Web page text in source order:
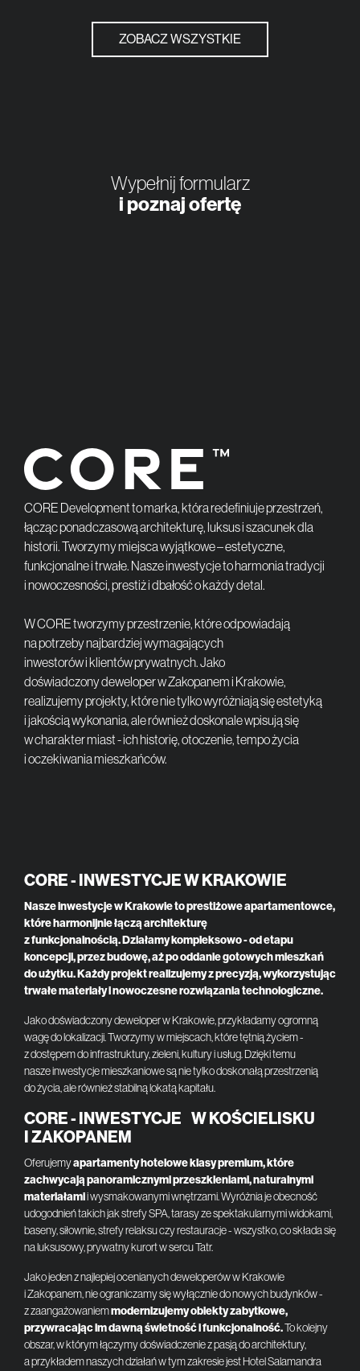
ZOBACZ WSZYSTKIE
Wypełnij formularz
i poznaj ofertę
CORE Development to marka, która redefiniuje przestrzeń,
łącząc ponadczasową architekturę, luksus i szacunek dla
historii. Tworzymy miejsca wyjątkowe – estetyczne,
funkcjonalne i trwałe. Nasze inwestycje to harmonia tradycji
i nowoczesności, prestiż i dbałość o każdy detal.
W CORE tworzymy przestrzenie, które odpowiadają
na potrzeby najbardziej wymagających
inwestorów i klientów prywatnych. Jako
doświadczony deweloper w Zakopanem i Krakowie,
realizujemy projekty, które nie tylko wyróżniają się estetyką
i jakością wykonania, ale również doskonale wpisują się
w charakter miast - ich historię, otoczenie, tempo życia
i oczekiwania mieszkańców.
CORE - INWESTYCJE W KRAKOWIE
Nasze inwestycje w Krakowie to prestiżowe apartamentowce,
które harmonijnie łączą architekturę
z funkcjonalnością. Działamy kompleksowo - od etapu
koncepcji, przez budowę, aż po oddanie gotowych mieszkań
do użytku. Każdy projekt realizujemy z precyzją, wykorzystując
trwałe materiały i nowoczesne rozwiązania technologiczne.
Jako doświadczony deweloper w Krakowie, przykładamy ogromną
wagę do lokalizacji. Tworzymy w miejscach, które tętnią życiem -
z dostępem do infrastruktury, zieleni, kultury i usług. Dzięki temu
nasze inwestycje mieszkaniowe są nie tylko doskonałą przestrzenią
do życia, ale również stabilną lokatą kapitału.
CORE - INWESTYCJE W KOŚCIELISKU
I ZAKOPANEM
Oferujemyapartamenty hotelowe klasy premium, które
zachwycają panoramicznymi przeszkleniami, naturalnymi
materiałamii wysmakowanymi wnętrzami. Wyróżnia je obecność
udogodnień takich jak strefy SPA, tarasy ze spektakularnymi widokami,
baseny, siłownie, strefy relaksu czy restauracje - wszystko, co składa się
na luksusowy, prywatny kurort w sercu Tatr.
Jako jeden z najlepiej ocenianych deweloperów w Krakowie
i Zakopanem, nie ograniczamy się wyłącznie do nowych budynków -
z zaangażowaniemmodernizujemy obiekty zabytkowe,
przywracając im dawną świetność i funkcjonalność.To kolejny
obszar, w którym łączymy doświadczenie z pasją do architektury,
a przykładem naszych działań w tym zakresie jest Hotel Salamandra